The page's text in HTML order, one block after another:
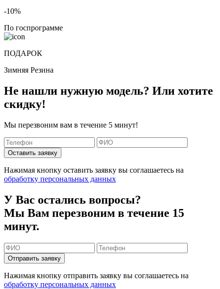
-10%
По госпрограмме
ПОДАРОК
Зимняя Резина
Не нашли нужную модель? Или хотите
скидку!
Мы перезвоним вам в течение 5 минут!
Оставить заявку
Нажимая кнопку оставить заявку вы соглашаетесь на
обработку персональных данных
У Вас остались вопросы?
Мы Вам перезвоним в течение 15
минут.
Отправить заявку
Нажимая кнопку отправить заявку вы соглашаетесь на
обработку персональных данных